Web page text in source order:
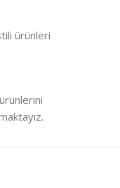
ürünleri